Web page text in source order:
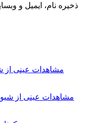
ذخیره نام، ایمیل و
مشاهدات عینی از